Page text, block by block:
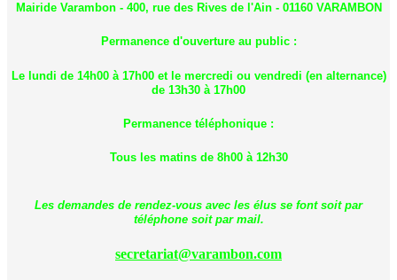
Mairide Varambon - 400, rue des Rives de l'Ain - 01160 VARAMBON
Permanence d'ouverture au public :
Le lundi de 14h00 à 17h00 et le mercredi ou vendredi (en alternance)
de 13h30 à 17h00
Permanence téléphonique :
Tous les matins de 8h00 à 12h30
Les demandes de rendez-vous avec les élus se font soit par
téléphone soit par mail.
secretariat@varambon.com